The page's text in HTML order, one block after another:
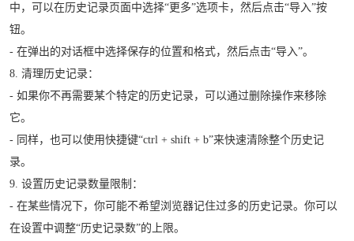
中，可以在历史记录页面中选择“更多”选项卡，然后点击“导入”按
钮。
- 在弹出的对话框中选择保存的位置和格式，然后点击“导入”。
8. 清理历史记录：
- 如果你不再需要某个特定的历史记录，可以通过删除操作来移除
它。
- 同样，也可以使用快捷键“ctrl + shift + b”来快速清除整个历史记
录。
9. 设置历史记录数量限制：
- 在某些情况下，你可能不希望浏览器记住过多的历史记录。你可以
在设置中调整“历史记录数”的上限。